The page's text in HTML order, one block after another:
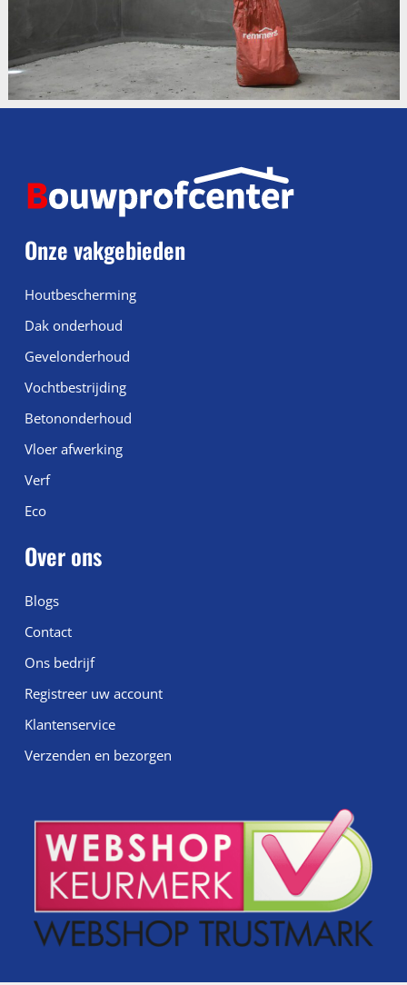
Onze vakgebieden
Houtbescherming
Dak onderhoud
Gevelonderhoud
Vochtbestrijding
Betononderhoud
Vloer afwerking
Verf
Eco
Over ons
Blogs
Contact
Ons bedrijf
Registreer uw account
Klantenservice
Verzenden en bezorgen